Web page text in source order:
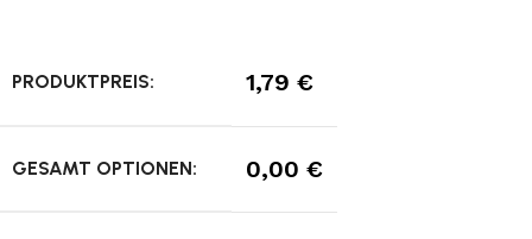
PRODUKTPREIS: 1,79 €
GESAMT OPTIONEN: 0,00 €